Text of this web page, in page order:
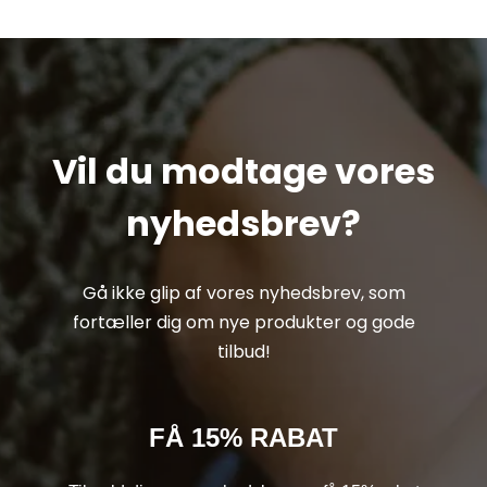
Vil du modtage vores
nyhedsbrev?
Gå ikke glip af vores nyhedsbrev, som
fortæller dig om nye produkter og gode
tilbud!
FÅ 15% RABAT